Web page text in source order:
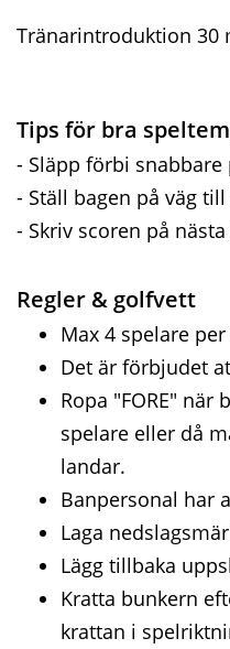
Tränarintroduktion 30
Tips för bra
- Släpp förbi snabbare
- Ställ bagen på väg
- Skriv scoren på
Regler & golfvett
Max 4 spelare
Det är förbjudet
Ropa "FORE" när
spelare eller då
landar.
Banpersonal har
Laga
Lägg tillbaka
Kratta bunkern
krattan i